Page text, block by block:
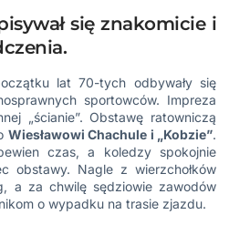
się znakomicie i
lat 70-tych odbywały się
sportowców. Impreza
„ścianie”. Obstawę ratowniczą
Wiesławowi Chachule i „Kobzie”.
czas, a koledzy spokojnie
obstawy. Nagle z wierzchołków
a za chwilę sędziowie zawodów
o wypadku na trasie zjazdu.